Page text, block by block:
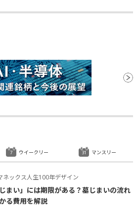
ネックス人生100年デザイン
じまい」には期限がある？墓じまいの流れ
る費用を解説
ウイークリー マンスリー